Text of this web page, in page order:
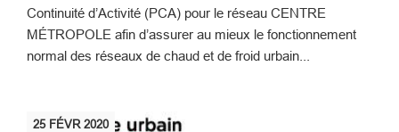
Continuité d’Activité (PCA) pour le réseau CENTRE
MÉTROPOLE afin d’assurer au mieux le fonctionnement
normal des réseaux de chaud et de froid urbain...
25 FÉVR 2020